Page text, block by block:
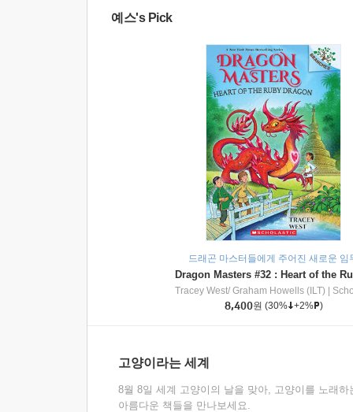
예스's Pick
드래곤 마스터들에게 주어진 새로운 임
Tracey West/ Graham Howells (ILT)
8,400원 (30% +2% )
고양이라는 세계
8월 8일 세계 고양이의 날을 맞아, 고양이를 노래하
아름다운 책들을 만나보세요.